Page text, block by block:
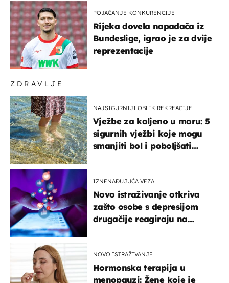
ZDRAVLJE
NAJSIGURNIJI OBLIK REKREACIJE
Vježbe za koljeno u moru: 5
sigurnih vježbi koje mogu
smanjiti bol i poboljšati
IZNENAĐUJUĆA VEZA
Novo istraživanje otkriva
zašto osobe s depresijom
drugačije reagiraju na
NOVO ISTRAŽIVANJE
Hormonska terapija u
menopauzi: Žene koje je
POJAČANJE KONKURENCIJE
Rijeka dovela napadača iz
Bundeslige, igrao je za dvije
reprezentacije